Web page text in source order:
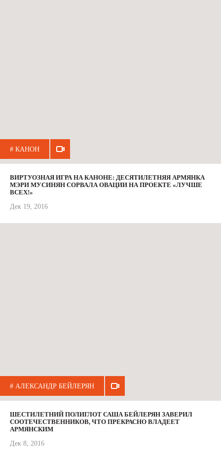
# КАНОН
ВИРТУОЗНАЯ ИГРА НА КАНОНЕ: ДЕСЯТИЛЕТНЯЯ АРМЯНКА
МЭРИ МУСИНЯН СОРВАЛА ОВАЦИИ НА ПРОЕКТЕ «ЛУЧШЕ
ВСЕХ!»
Дек 19, 2016
# АЛЕКСАНДР БЕЙЛЕРЯН
ШЕСТИЛЕТНИЙ ПОЛИГЛОТ САША БЕЙЛЕРЯН ЗАВЕРИЛ
СООТЕЧЕСТВЕННИКОВ, ЧТО ПРЕКРАСНО ВЛАДЕЕТ
АРМЯНСКИМ
Дек 8, 2016